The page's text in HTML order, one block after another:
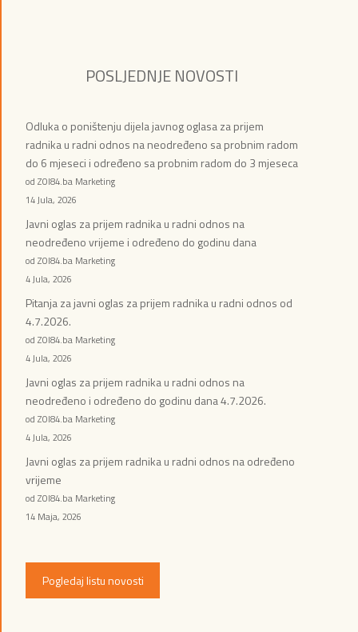
POSLJEDNJE NOVOSTI
Odluka o poništenju dijela javnog oglasa za prijem
radnika u radni odnos na neodređeno sa probnim radom
do 6 mjeseci i određeno sa probnim radom do 3 mjeseca
od ZOI84.ba Marketing
14 Jula, 2026
Javni oglas za prijem radnika u radni odnos na
neodređeno vrijeme i određeno do godinu dana
od ZOI84.ba Marketing
4 Jula, 2026
Pitanja za javni oglas za prijem radnika u radni odnos od
4.7.2026.
od ZOI84.ba Marketing
4 Jula, 2026
Javni oglas za prijem radnika u radni odnos na
neodređeno i određeno do godinu dana 4.7.2026.
od ZOI84.ba Marketing
4 Jula, 2026
Javni oglas za prijem radnika u radni odnos na određeno
vrijeme
od ZOI84.ba Marketing
14 Maja, 2026
Pogledaj listu novosti